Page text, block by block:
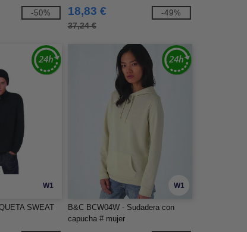
-50%
canguro para hombre
18,83 €
37,24 €
-49%
W1
SWEAT
W1
B&C BCW04W - Sudadera con
capucha # mujer